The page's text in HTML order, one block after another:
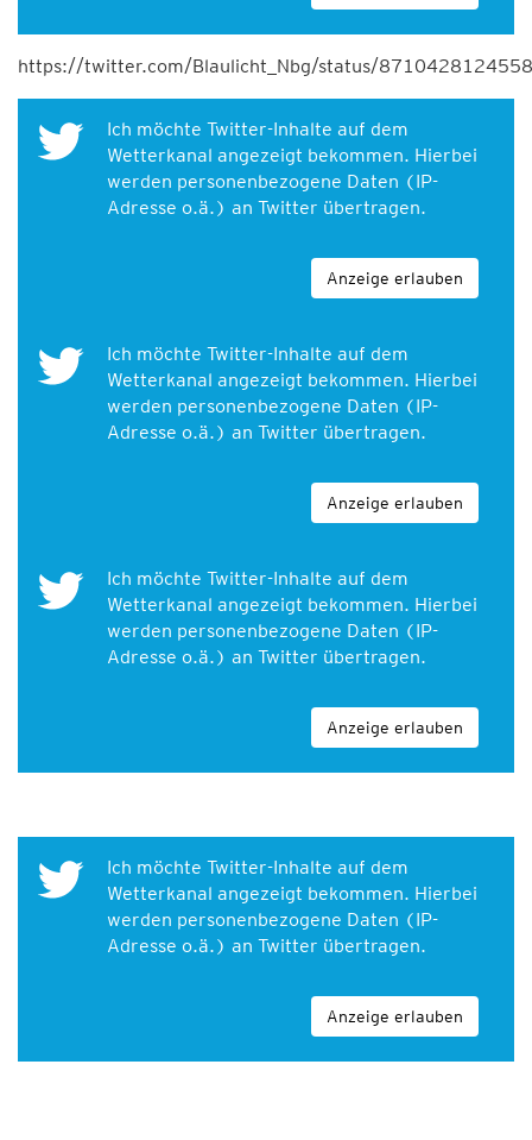
https://twitter.com/Blaulicht_Nbg/status/
Ich möchte Twitter-Inhalte auf dem
Wetterkanal angezeigt bekommen. Hierbei
werden personenbezogene Daten (IP-
Adresse o.ä.) an Twitter übertragen.
Anzeige erlauben
Ich möchte Twitter-Inhalte auf dem
Wetterkanal angezeigt bekommen. Hierbei
werden personenbezogene Daten (IP-
Adresse o.ä.) an Twitter übertragen.
Anzeige erlauben
Ich möchte Twitter-Inhalte auf dem
Wetterkanal angezeigt bekommen. Hierbei
werden personenbezogene Daten (IP-
Adresse o.ä.) an Twitter übertragen.
Anzeige erlauben
Ich möchte Twitter-Inhalte auf dem
Wetterkanal angezeigt bekommen. Hierbei
werden personenbezogene Daten (IP-
Adresse o.ä.) an Twitter übertragen.
Anzeige erlauben